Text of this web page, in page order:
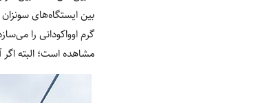
بین ایستگاه‌های
گرم اوواکودانی را
مشاهده است؛ البته